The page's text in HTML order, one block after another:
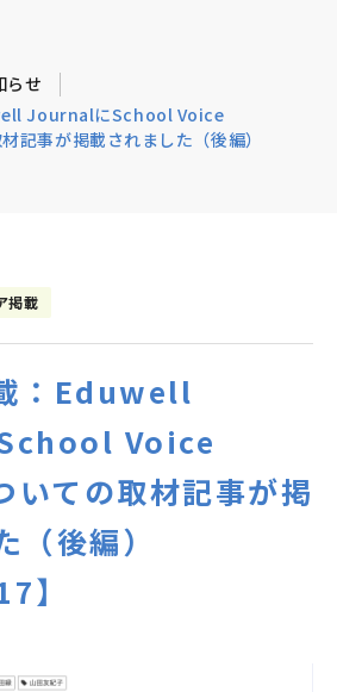
らせ
JournalにSchool Voice
記事が掲載されました（後編）
掲載
：Eduwell
Voice
ての取材記事が掲
（後編）
】